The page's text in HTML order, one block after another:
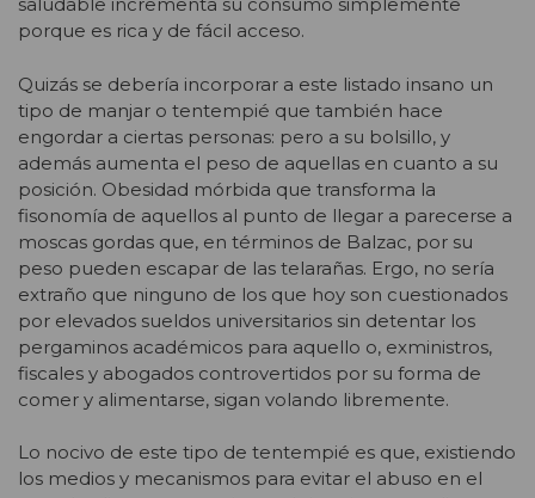
saludable incrementa su consumo simplemente
porque es rica y de fácil acceso.
Quizás se debería incorporar a este listado insano un
tipo de manjar o tentempié que también hace
engordar a ciertas personas: pero a su bolsillo, y
además aumenta el peso de aquellas en cuanto a su
posición. Obesidad mórbida que transforma la
fisonomía de aquellos al punto de llegar a parecerse a
moscas gordas que, en términos de Balzac, por su
peso pueden escapar de las telarañas. Ergo, no sería
extraño que ninguno de los que hoy son cuestionados
por elevados sueldos universitarios sin detentar los
pergaminos académicos para aquello o, exministros,
fiscales y abogados controvertidos por su forma de
comer y alimentarse, sigan volando libremente.
Lo nocivo de este tipo de tentempié es que, existiendo
los medios y mecanismos para evitar el abuso en el